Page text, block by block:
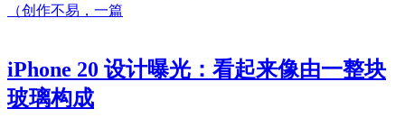
（创作不易，一篇
iPhone 20 设计曝光：看起来像由一整块
玻璃构成